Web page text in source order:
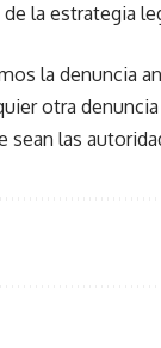
la estrategia
la denuncia
otra
las